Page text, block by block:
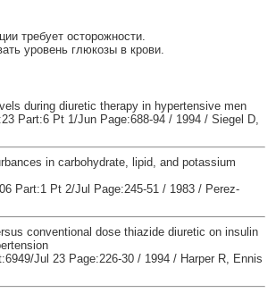
требует осторожности.
уровень глюкозы в крови.
during diuretic therapy in hypertensive men
Part:6 Pt 1/Jun Page:688-94 / 1994 / Siegel D,
in carbohydrate, lipid, and potassium
Part:1 Pt 2/Jul Page:245-51 / 1983 / Perez-
conventional dose thiazide diuretic on insulin
Jul 23 Page:226-30 / 1994 / Harper R, Ennis